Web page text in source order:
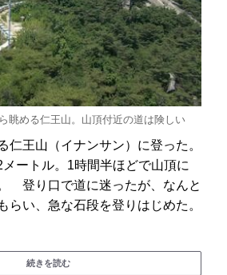
眺める仁王山。山頂付近の道は険しい
仁王山（イナンサン）に登った。
ートル。1時間半ほどで山頂に
登り口で道に迷ったが、なんと
らい、急な石段を登りはじめた。
続きを読む